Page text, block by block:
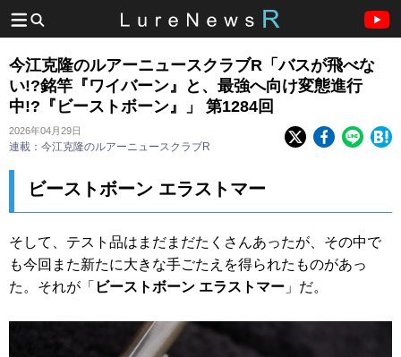
今江克隆のルアーニュースクラブR「バスが飛べな
い!?銘竿『ワイバーン』と、最強へ向け変態進行
中!?『ビーストボーン』」 第1284回
2026年04月29日
連載：今江克隆のルアーニュースクラブR
ビーストボーン エラストマー
そして、テスト品はまだまだたくさんあったが、その中で
も今回また新たに大きな手ごたえを得られたものがあっ
た。それが「 ビーストボーン エラストマー 」だ。